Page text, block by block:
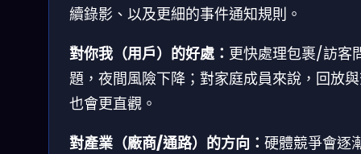
續錄影、以及更細的事件通知規則。
對你我（用戶）的好處： 更快處理包裹/訪客
題，夜間風險下降；對家庭成員來說，回放
也會更直觀。
對產業（廠商/通路）的方向： 硬體競爭會逐